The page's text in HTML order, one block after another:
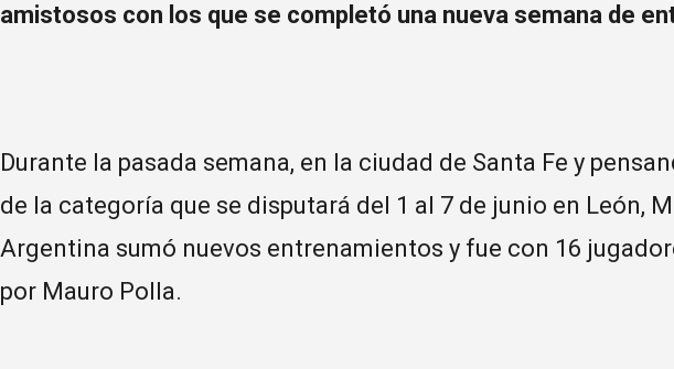
amistosos con los que se completó una nueva semana de
Durante la pasada semana, en la ciudad de Santa Fe y
de la categoría que se disputará del 1 al 7 de junio en León,
Argentina sumó nuevos entrenamientos y fue con 16
por Mauro Polla.